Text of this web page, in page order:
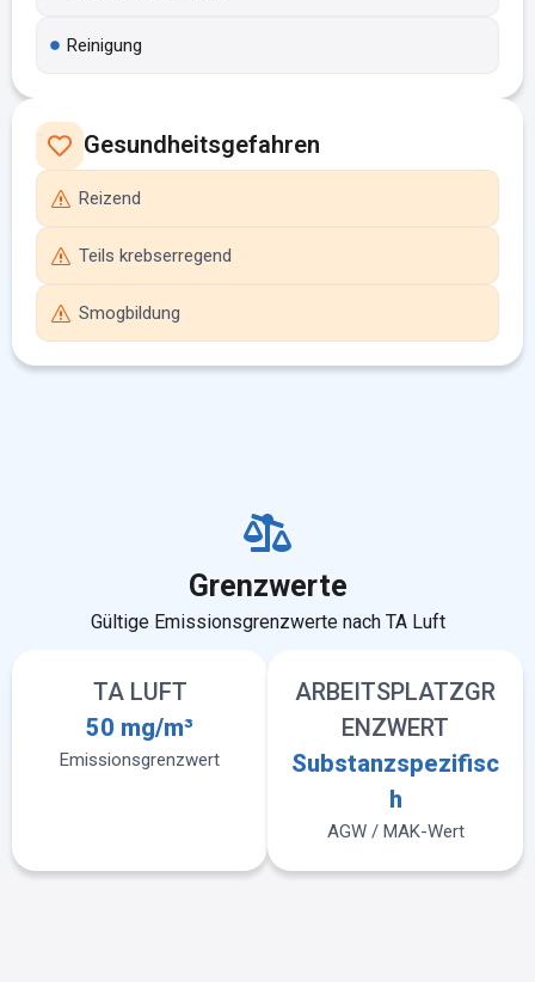
Reinigung
Gesundheitsgefahren
Reizend
Teils krebserregend
Smogbildung
Grenzwerte
Gültige Emissionsgrenzwerte nach TA Luft
TA LUFT
50 mg/m³
Emissionsgrenzwert
ARBEITSPLATZGR
ENZWERT
Substanzspezifisc
h
AGW / MAK-Wert